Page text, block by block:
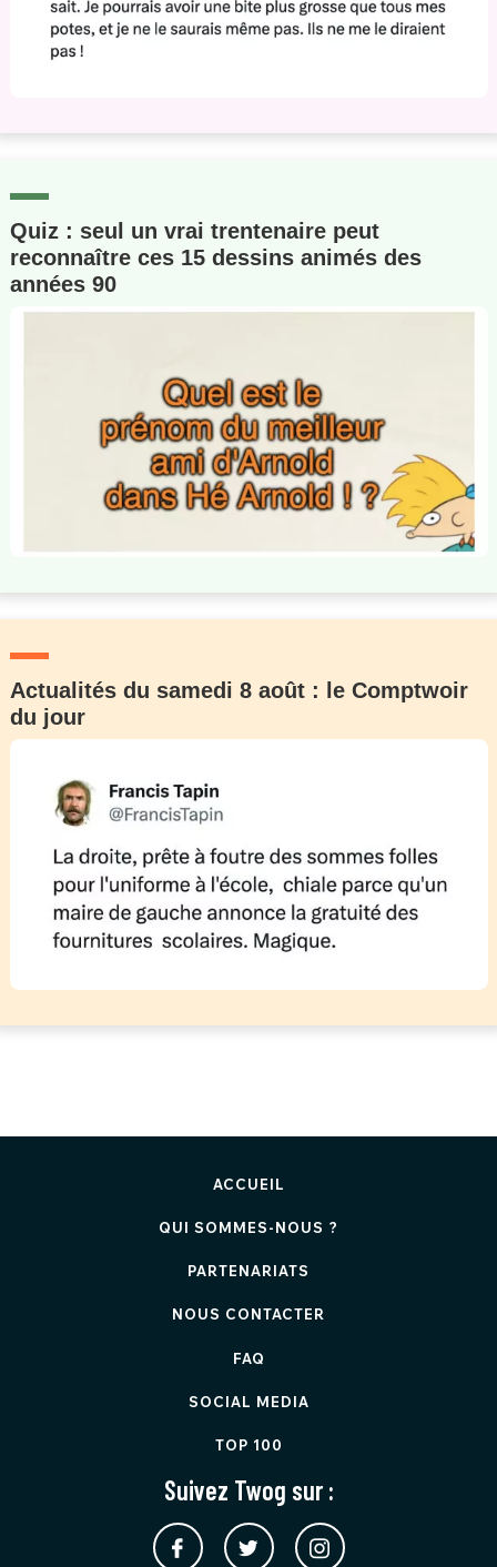
Quiz : seul un vrai trentenaire peut
reconnaître ces 15 dessins animés des
années 90
Actualités du samedi 8 août : le Comptwoir
du jour
ACCUEIL
QUI SOMMES-NOUS ?
PARTENARIATS
NOUS CONTACTER
FAQ
SOCIAL MEDIA
TOP 100
Suivez Twog sur :